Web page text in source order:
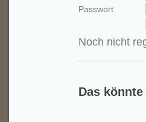
Passwort
Noch nicht
Das